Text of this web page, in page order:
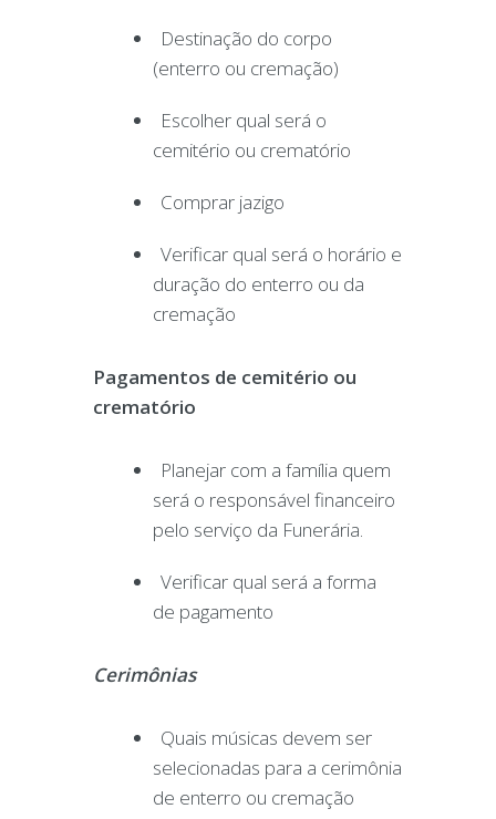
Destinação do corpo
(enterro ou cremação)
Escolher qual será o
cemitério ou crematório
Comprar jazigo
Verificar qual será o horário e
duração do enterro ou da
cremação
Pagamentos de cemitério ou
crematório
Planejar com a família quem
será o responsável financeiro
pelo serviço da Funerária.
Verificar qual será a forma
de pagamento
Cerimônias
Quais músicas devem ser
selecionadas para a cerimônia
de enterro ou cremação